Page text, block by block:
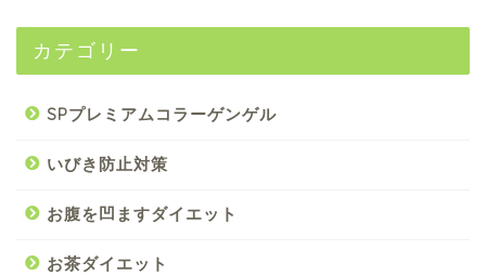
カテゴリー
SPプレミアムコラーゲンゲル
いびき防止対策
お腹を凹ますダイエット
お茶ダイエット